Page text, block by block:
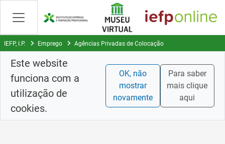
Skip
Content
IEFP, I.P. Emprego Agências Privadas de Colocação
Este website
funciona com a
utilização de
cookies.
OK, não
mostrar
novamente
Para saber
mais clique
aqui